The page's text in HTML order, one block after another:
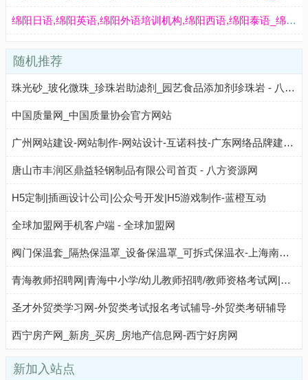
绵阳日语,绵阳英语,绵阳外语培训机构,绵阳西语,绵阳泰语_绵阳贝斯达外语咨询有限责任公司 - 八方资源网
随机推荐
珠光砂_玻化微珠_珍珠岩助滤剂_园艺食品添加剂珍珠岩 - 八方资源网
中国质量网_中国质量协会官方网站
广州网站建设-网站制作-网站设计-互诺科技-广东网络品牌建站公司
唐山市丰润区鼎益轻钢制品有限公司首页 - 八方资源网
H5定制|插画设计公司|公众号开发|H5游戏制作-蓝橙互动
全球加盟网手机客户端 - 全球加盟网
阀门保温套_隔热保温罩_设备保温罩_可拆式保温衣-上海南泉绝热 - 八方资源网
青海教师招聘网|青海中小学/幼儿教师招聘/教师资格考试网|华图教师网
圣才外贸类学习网-外贸类考试报名考试辅导-外贸类考研辅导
西宁房产网_新房_买房_房地产信息网-西宁好房网
新加入站点